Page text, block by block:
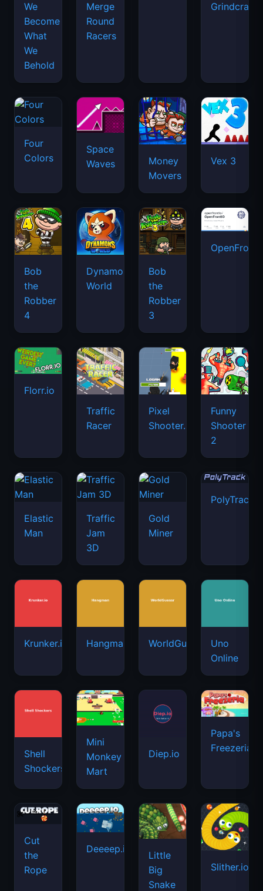
We
Become
What
We
Behold
Merge
Round
Racers
Grindcraft
Four
Colors
Space
Waves
Money
Movers
Vex 3
Bob
the
Robber
4
Dynamons
World
Bob
the
Robber
3
Florr.io
Traffic
Racer
Pixel
Shooter.IO
Funny
Shooter
2
Elastic
Man
Traffic
Jam
3D
Gold
Miner
PolyTrack
Krunker.io Hangman WorldGuessr
Uno
Online
Shell
Shockers
Mini
Monkey
Mart
Diep.io
Papa's
Freezeria
Cut
the
Rope
Deeeep.io
Little
Big
Snake
Slither.io